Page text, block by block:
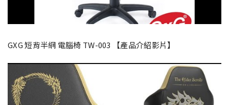
GXG 短背半網 電腦椅 TW-003 【產品介紹影片】